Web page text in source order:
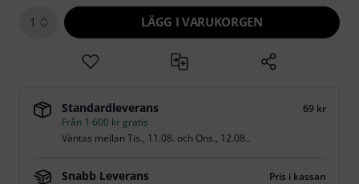
1 LÄGG I VARUKORGEN
Standardleverans
69 kr
Från 1 600 kr gratis
Väntas mellanTis., 11.08. och Ons., 12.08..
Snabb Leverans
Pris i kassan